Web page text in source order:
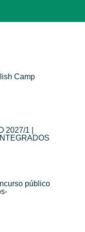
Camp
2027/1 |
público